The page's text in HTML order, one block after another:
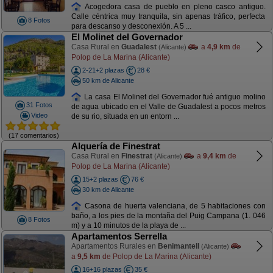
8 Fotos
Acogedora casa de pueblo en pleno casco antiguo.
Calle céntrica muy tranquila, sin apenas tráfico, perfecta
para descanso y desconexión. A 5 ...
31 Fotos
Video
(17 comentarios)
El Molinet del Governador
Casa Rural en Guadalest (Alicante) a 4,9 km de
Polop de La Marina (Alicante)
2-21+2 plazas
28 €
50 km de Alicante
La casa El Molinet del Governador fué antiguo molino
de agua ubicado en el Valle de Guadalest a pocos metros
de su rio, situada en un entorn ...
8 Fotos
Alquería de Finestrat
Casa Rural en Finestrat (Alicante) a 9,4 km de
Polop de La Marina (Alicante)
15+2 plazas
76 €
30 km de Alicante
Casona de huerta valenciana, de 5 habitaciones con
baño, a los pies de la montaña del Puig Campana (1. 046
m) y a 10 minutos de la playa de ...
Apartamentos Serrella
Apartamentos Rurales en Benimantell (Alicante)
a 9,5 km de Polop de La Marina (Alicante)
16+16 plazas 35 €